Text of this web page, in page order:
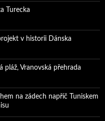
Turecka
v historii Dánska
pláž, Vranovská přehrada
na zádech napříč Tuniskem